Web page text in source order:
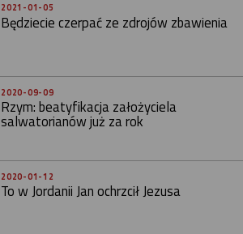
2021-01-05
Będziecie czerpać ze zdrojów zbawienia
2020-09-09
Rzym: beatyfikacja założyciela
salwatorianów już za rok
2020-01-12
To w Jordanii Jan ochrzcił Jezusa